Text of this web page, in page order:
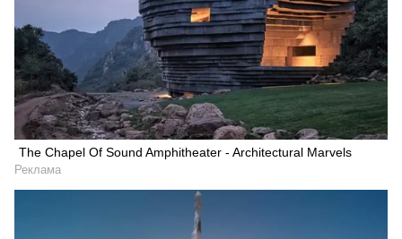
The Chapel Of Sound Amphitheater - Architectural Marvels
Реклама